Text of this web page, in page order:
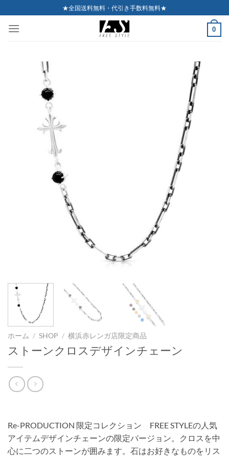
to
content
★全国送料無料・代引き手数料無料★
0
ホーム / SHOP / 横浜赤レンガ店限定商品
ストーンクロスデザインチェーン
Re-PRODUCTION 限定コレクション FREE STYLEの人気
アイテムデザインチェーンの限定バージョン。クロスを中
心に二つのストーンが囲みます。石はお好きなものをリス